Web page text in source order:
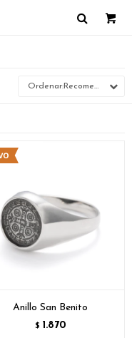
Recomendados
Anillo San Benito
$ 1.870